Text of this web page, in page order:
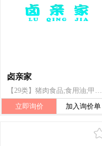
卤亲家
【29类】猪肉食品;食用油;甲壳动物（非活）;肉;贝壳类动物（非活）;烤鸭;带骨猪排;家禽（非活）;肉罐头;加工过的海鲜
立即询价
加入询价单